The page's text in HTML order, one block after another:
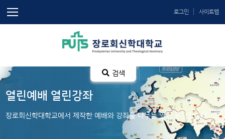
로그인 사이트맵
검색
열린예배 열린강좌
장로회신학대학교에서 제작한 예배와 강좌를 나누는 열린 공간입니다.